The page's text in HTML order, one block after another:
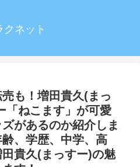
クネット
売も！増田貴久(まっ
「ねこます」が可愛
があるのか紹介しま
、学歴、中学、高
貴久(まっすー)の魅